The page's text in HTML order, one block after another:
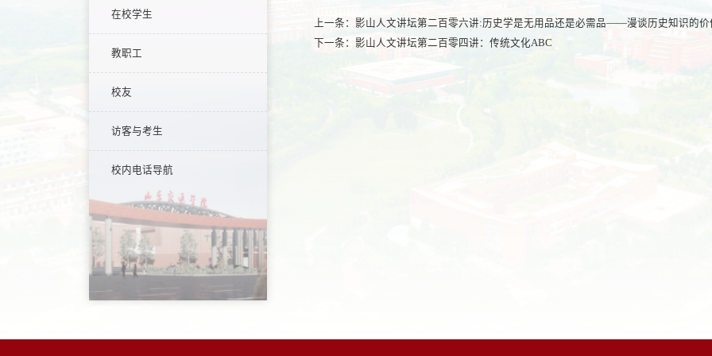
在校学生
教职工
校友
访客与考生
校内电话导航
上一条：影山人文讲坛第二百零六讲:历史学是无用品还是必需品——漫谈历史知识的价
下一条：影山人文讲坛第二百零四讲：传统文化ABC